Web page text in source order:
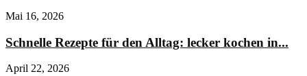
Mai 16, 2026
Schnelle Rezepte für den Alltag: lecker kochen in...
April 22, 2026